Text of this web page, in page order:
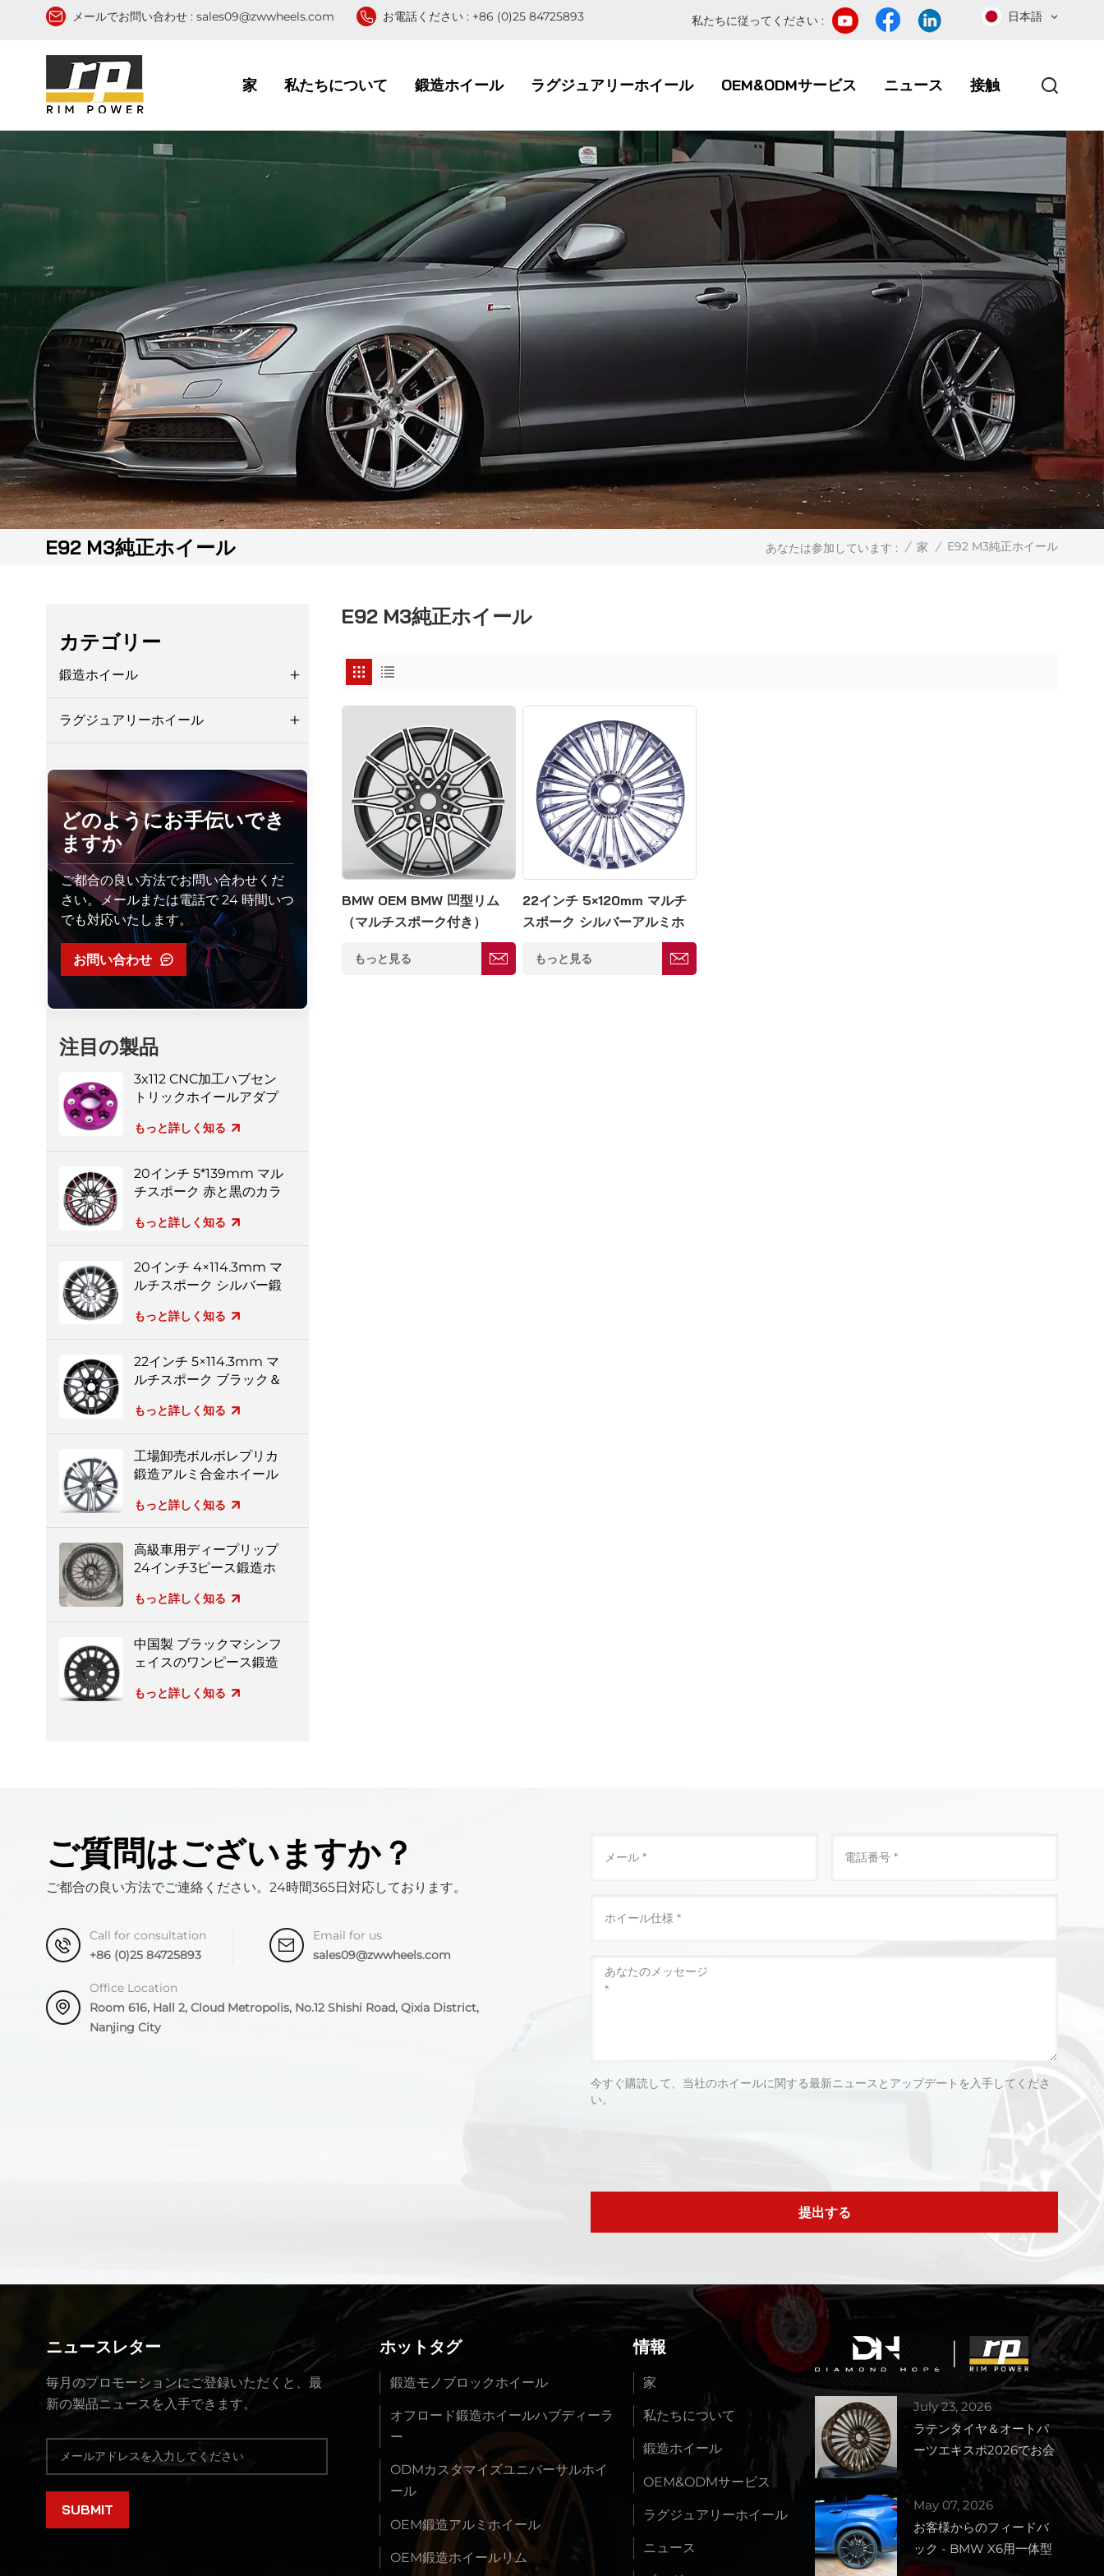
メールでお問い合わせ : sales09@zwwheels.com お電話ください : +86 (0)25 84725893 日本語
私たちに従ってください :
家 私たちについて 鍛造ホイール ラグジュアリーホイール OEM&ODMサービス ニュース 接触
E92 M3純正ホイール あなたは参加しています : / 家 / E92 M3純正ホイール
E92 M3純正ホイール
BMW OEM BMW 凹型リム
（マルチスポーク付き）
もっと見る
22インチ 5×120mm マルチ
スポーク シルバーアルミホ
もっと見る
カテゴリー
鍛造ホイール
ラグジュアリーホイール
どのようにお手伝いでき
ますか
ご都合の良い方法でお問い合わせくだ
さい。メールまたは電話で 24 時間いつ
でも対応いたします。
お問い合わせ
注目の製品
3x112 CNC加工ハブセン
トリックホイールアダプ
もっと詳しく知る
20インチ 5*139mm マル
チスポーク 赤と黒のカラ
もっと詳しく知る
20インチ 4×114.3mm マ
ルチスポーク シルバー鍛
もっと詳しく知る
22インチ 5×114.3mm マ
ルチスポーク ブラック＆
鍛造ホイール
もっと詳しく知る
工場卸売ボルボレプリカ
鍛造アルミ合金ホイール
もっと詳しく知る
高級車用ディープリップ
24インチ3ピース鍛造ホ
もっと詳しく知る
中国製 ブラックマシンフ
ェイスのワンピース鍛造
もっと詳しく知る
ご質問はございますか？
ご都合の良い方法でご連絡ください。24時間365日対応しております。
Call for consultation
+86 (0)25 84725893
Email for us
sales09@zwwheels.com
Office Location
Room 616, Hall 2, Cloud Metropolis, No.12 Shishi Road, Qixia District,
Nanjing City
今すぐ購読して、当社のホイールに関する最新ニュースとアップデートを入手してくださ
い。
提出する
ニュースレター
毎月のプロモーションにご登録いただくと、最
新の製品ニュースを入手できます。
ホットタグ
鍛造モノブロックホイール
オフロード鍛造ホイールハブディーラ
ー
ODMカスタマイズユニバーサルホイ
ール
OEM鍛造アルミホイール
OEM鍛造ホイールリム
情報
家
私たちについて
鍛造ホイール
OEM&ODMサービス
ラグジュアリーホイール
ニュース
July 23, 2026
ラテンタイヤ＆オートパ
ーツエキスポ2026でお会
いしましょう – ブース番
May 07, 2026
お客様からのフィードバ
ック - BMW X6用一体型
鍛造ホイール